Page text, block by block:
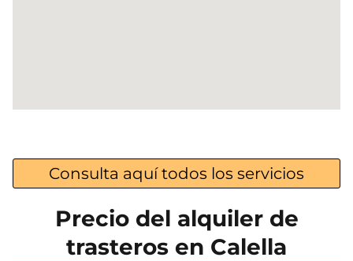
Consulta aquí todos los servicios
Precio del alquiler de
trasteros en Calella